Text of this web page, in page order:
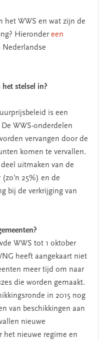
het WWS en wat zijn de
Hierondereen
Nederlandse
stelsel in?
is een
WWS-onderdelen
vervangen door de
komen te vervallen.
uitmaken van de
25%) en de
bij de verkrijging van
WWS tot 1 oktober
heeft aangekaart niet
meer tijd om naar
die worden gemaakt.
in 2015 nog
van beschikkingen aan
nieuwe
het nieuwe regime en